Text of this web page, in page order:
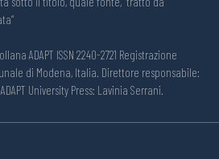
ADAPT ISSN 2240-2721 Registrazione
di Modena, Italia. Direttore responsabile:
University Press: Lavinia Serrani.